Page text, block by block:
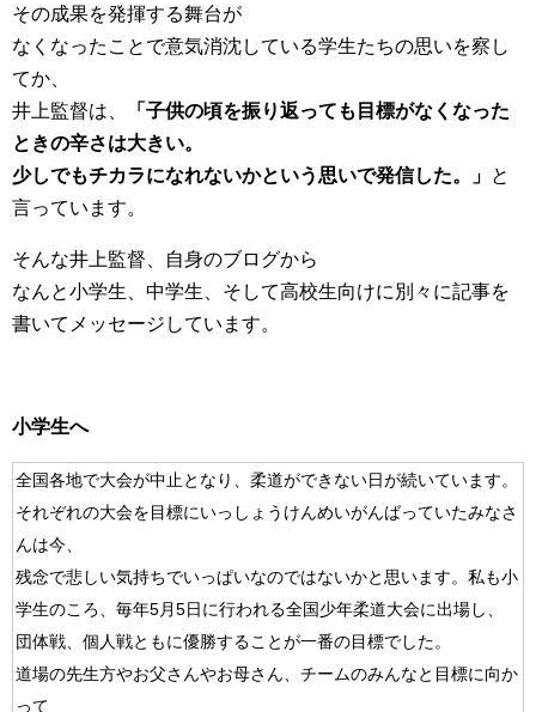
その成果を発揮する舞台が
なくなったことで意気消沈している学生たちの思いを察し
てか、
井上監督は、
「子供の頃を振り返っても目標がなくなった
ときの辛さは大きい。
少しでもチカラになれないかという思いで発信した。」 と
言っています。
そんな井上監督、自身のブログから
なんと小学生、中学生、そして高校生向けに別々に記事を
書いてメッセージしています。
小学生へ
全国各地で大会が中止となり、柔道ができない日が続いています。
それぞれの大会を目標にいっしょうけんめいがんばっていたみなさ
んは今、
残念で悲しい気持ちでいっぱいなのではないかと思います。私も小
学生のころ、毎年5月5日に行われる全国少年柔道大会に出場し、
団体戦、個人戦ともに優勝することが一番の目標でした。
道場の先生方やお父さんやお母さん、チームのみんなと目標に向か
って